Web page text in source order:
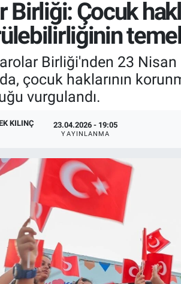
Birliği: Çocuk
Birliği'nden 23 Nisan
çocuk haklarının
vurgulandı.
KILINÇ 23.04.2026 - 19:05
YAYINLANMA